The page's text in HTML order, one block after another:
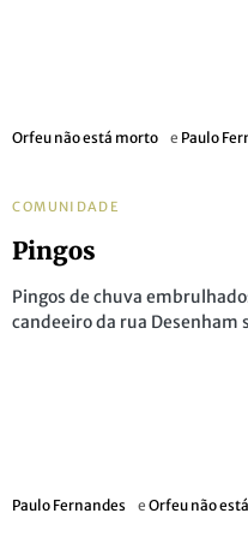
Orfeu não está morto e Paulo
COMUNIDADE
Pingos
Pingos de chuva
candeeiro da rua
Paulo Fernandes eOrfeu não